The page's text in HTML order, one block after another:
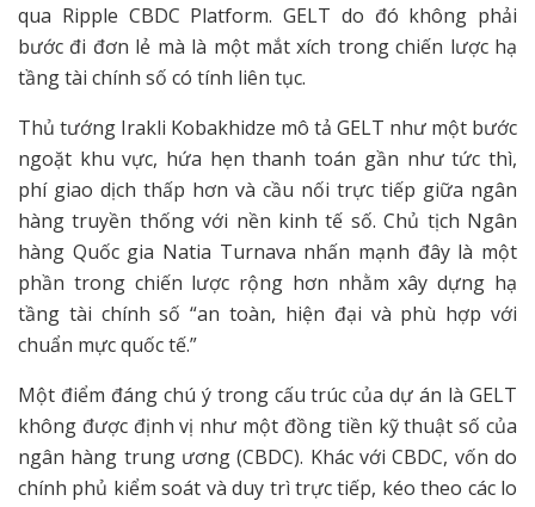
qua Ripple CBDC Platform. GELT do đó không phải
bước đi đơn lẻ mà là một mắt xích trong chiến lược hạ
tầng tài chính số có tính liên tục.
Thủ tướng Irakli Kobakhidze mô tả GELT như một bước
ngoặt khu vực, hứa hẹn thanh toán gần như tức thì,
phí giao dịch thấp hơn và cầu nối trực tiếp giữa ngân
hàng truyền thống với nền kinh tế số. Chủ tịch Ngân
hàng Quốc gia Natia Turnava nhấn mạnh đây là một
phần trong chiến lược rộng hơn nhằm xây dựng hạ
tầng tài chính số “an toàn, hiện đại và phù hợp với
chuẩn mực quốc tế.”
Một điểm đáng chú ý trong cấu trúc của dự án là GELT
không được định vị như một đồng tiền kỹ thuật số của
ngân hàng trung ương (CBDC). Khác với CBDC, vốn do
chính phủ kiểm soát và duy trì trực tiếp, kéo theo các lo